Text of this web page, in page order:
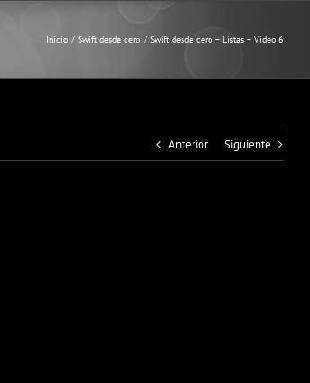
Inicio Swift desde cero Swift desde cero – Listas – Video 6
Anterior Siguiente